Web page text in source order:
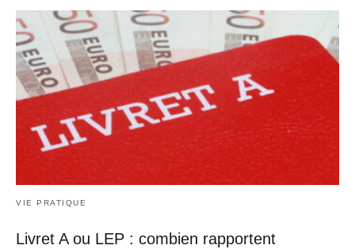
VIE PRATIQUE
Livret A ou LEP : combien rapportent